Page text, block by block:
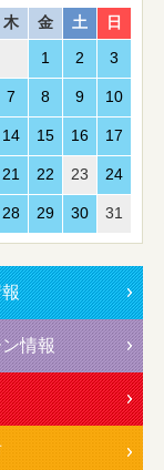
木 金 土 日
1 2 3
7 8 9 10
14 15 16 17
21 22 23 24
28 29 30 31
情報